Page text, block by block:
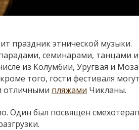
праздник этнической музыки.
семинарами, танцами и
из Колумбии, Уругвая и
того, гости фестиваля
отличными пляжами Чикланы.
Один был посвящен